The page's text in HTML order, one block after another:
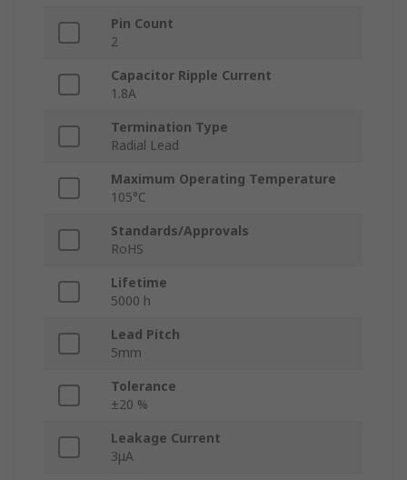
Pin Count
2
Capacitor Ripple Current
1.8A
Termination Type
Radial Lead
Maximum Operating Temperature
105°C
Standards/Approvals
RoHS
Lifetime
5000 h
Lead Pitch
5mm
Tolerance
±20 %
Leakage Current
3μA